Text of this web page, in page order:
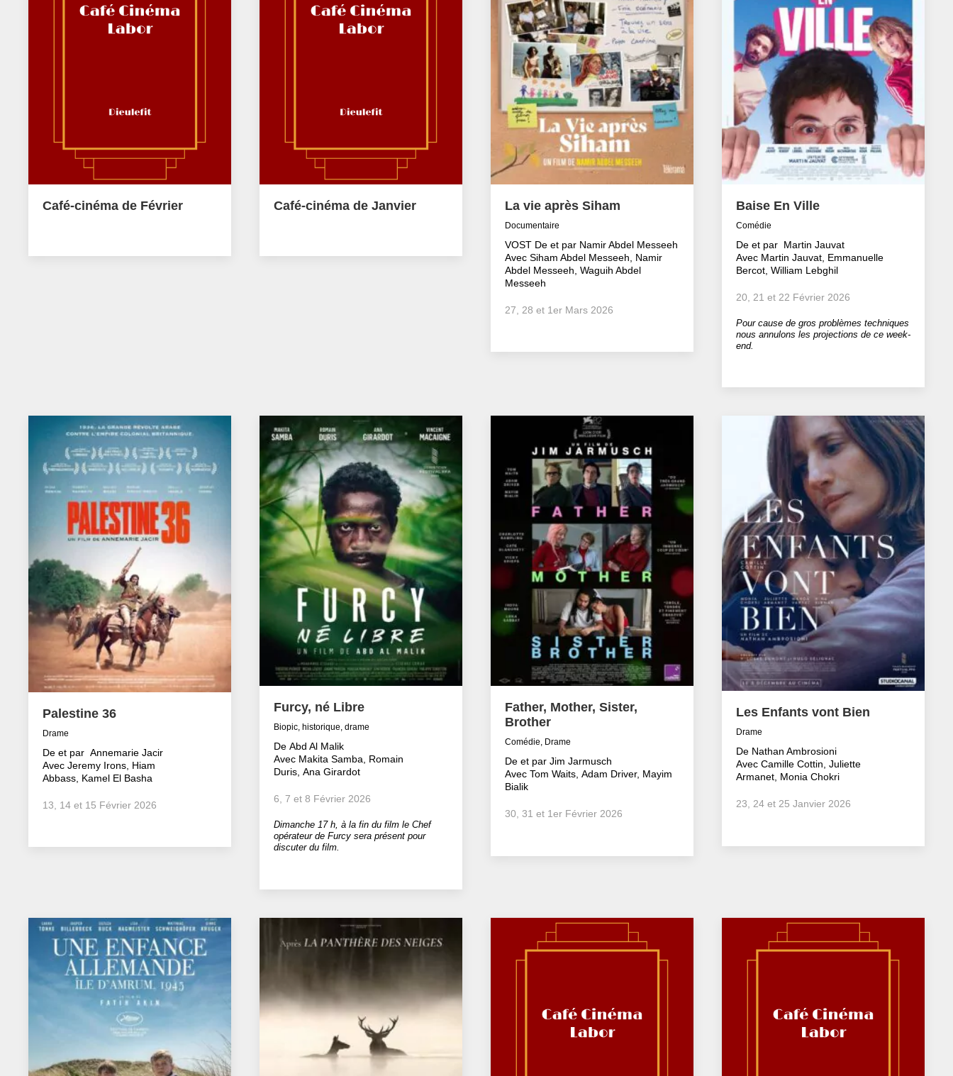
Café-cinéma de Février Café-cinéma de Janvier La vie après Siham
Documentaire
VOST De et par Namir Abdel Messeeh
Avec Siham Abdel Messeeh, Namir
Abdel Messeeh, Waguih Abdel
Messeeh
27, 28 et 1er Mars 2026
Baise En Ville
Comédie
De et par Martin Jauvat
Avec Martin Jauvat, Emmanuelle
Bercot, William Lebghil
20, 21 et 22 Février 2026
Pour cause de gros problèmes techniques
nous annulons les projections de ce week-
end.
Palestine 36
Drame
De et par Annemarie Jacir
Avec Jeremy Irons, Hiam
Abbass, Kamel El Basha
13, 14 et 15 Février 2026
Furcy, né Libre
Biopic, historique, drame
De Abd Al Malik
Avec Makita Samba, Romain
Duris, Ana Girardot
6, 7 et 8 Février 2026
Dimanche 17 h, à la fin du film le Chef
opérateur de Furcy sera présent pour
discuter du film.
Father, Mother, Sister,
Brother
Comédie, Drame
De et par Jim Jarmusch
Avec Tom Waits, Adam Driver, Mayim
Bialik
30, 31 et 1er Février 2026
Les Enfants vont Bien
Drame
De Nathan Ambrosioni
Avec Camille Cottin, Juliette
Armanet, Monia Chokri
23, 24 et 25 Janvier 2026